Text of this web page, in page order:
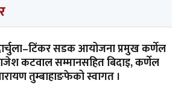
सडक आयोजना प्रमुख कर्णेल
कटवाल सम्मानसहित बिदाइ, कर्णेल
तुम्बाहाङफेको स्वागत ।